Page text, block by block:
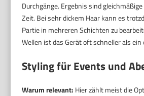
Durchgänge. Ergebnis sind
Zeit. Bei sehr dickem Haar kann es
Partie in mehreren Schichten zu
Wellen ist das Gerät oft schneller als ein
Styling für Events und
Warum relevant: Hier zählt meist die